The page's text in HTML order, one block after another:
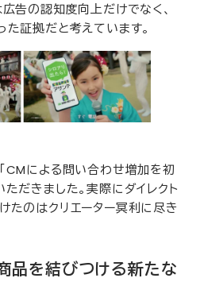
告の認知度向上だけでなく、
証拠だと考えています。
CMによる問い合わせ増加を初
だきました。実際にダイレクト
たのはクリエーター冥利に尽き
品を結びつける新たな